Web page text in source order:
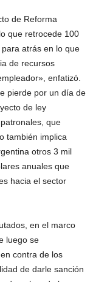
de Reforma
que retrocede 100
atrás en lo que
de recursos
enfatizó.
pierde por un día de
de ley
que
también implica
otros 3 mil
anuales que
hacia el sector
en el marco
luego se
contra de los
de darle sanción